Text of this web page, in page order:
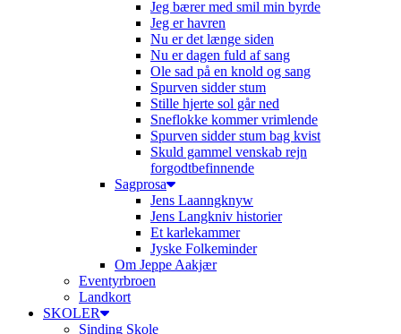
Jeg bærer med smil min byrde
Jeg er havren
Nu er det længe siden
Nu er dagen fuld af sang
Ole sad på en knold og sang
Spurven sidder stum
Stille hjerte sol går ned
Sneflokke kommer vrimlende
Spurven sidder stum bag kvist
Skuld gammel venskab rejn
forgodtbefinnende
Sagprosa
Jens Laanngknyw
Jens Langkniv historier
Et karlekammer
Jyske Folkeminder
Om Jeppe Aakjær
Eventyrbroen
Landkort
SKOLER
Sinding Skole